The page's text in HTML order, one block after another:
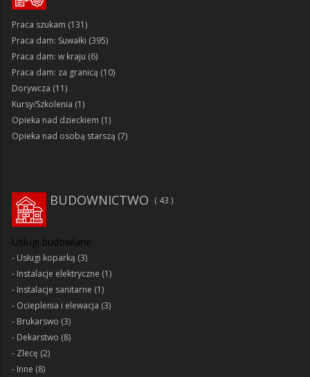
Praca szukam (131)
Praca dam: Suwałki (395)
Praca dam: w kraju (6)
Praca dam: za granicą (10)
Dorywcza (11)
Kursy/Szkolenia (1)
Opieka nad dzieckiem (1)
Opieka nad osobą starszą (7)
BUDOWNICTWO 43
Usługi budowlane
Usługi koparką (3)
Instalacje elektryczne (1)
Instalacje sanitarne (1)
Ocieplenia i elewacja (3)
Brukarswo (3)
Dekarstwo (8)
Zlecę (2)
Inne (8)